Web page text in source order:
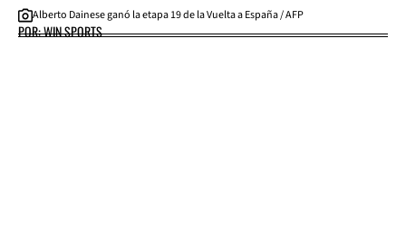
Alberto Dainese ganó la etapa 19 de la Vuelta a España / AFP
POR: WIN SPORTS